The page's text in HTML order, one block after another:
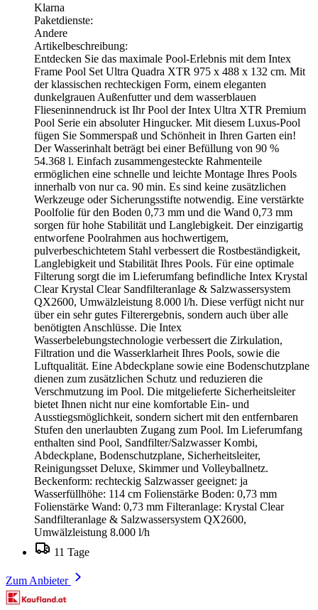
Klarna
Paketdienste:
Andere
Artikelbeschreibung:
Entdecken Sie das maximale Pool-Erlebnis mit dem Intex
Frame Pool Set Ultra Quadra XTR 975 x 488 x 132 cm. Mit
der klassischen rechteckigen Form, einem eleganten
dunkelgrauen Außenfutter und dem wasserblauen
Flieseninnendruck ist Ihr Pool der Intex Ultra XTR Premium
Pool Serie ein absoluter Hingucker. Mit diesem Luxus-Pool
fügen Sie Sommerspaß und Schönheit in Ihren Garten ein!
Der Wasserinhalt beträgt bei einer Befüllung von 90 %
54.368 l. Einfach zusammengesteckte Rahmenteile
ermöglichen eine schnelle und leichte Montage Ihres Pools
innerhalb von nur ca. 90 min. Es sind keine zusätzlichen
Werkzeuge oder Sicherungsstifte notwendig. Eine verstärkte
Poolfolie für den Boden 0,73 mm und die Wand 0,73 mm
sorgen für hohe Stabilität und Langlebigkeit. Der einzigartig
entworfene Poolrahmen aus hochwertigem,
pulverbeschichtetem Stahl verbessert die Rostbeständigkeit,
Langlebigkeit und Stabilität Ihres Pools. Für eine optimale
Filterung sorgt die im Lieferumfang befindliche Intex Krystal
Clear Krystal Clear Sandfilteranlage & Salzwassersystem
QX2600, Umwälzleistung 8.000 l/h. Diese verfügt nicht nur
über ein sehr gutes Filterergebnis, sondern auch über alle
benötigten Anschlüsse. Die Intex
Wasserbelebungstechnologie verbessert die Zirkulation,
Filtration und die Wasserklarheit Ihres Pools, sowie die
Luftqualität. Eine Abdeckplane sowie eine Bodenschutzplane
dienen zum zusätzlichen Schutz und reduzieren die
Verschmutzung im Pool. Die mitgelieferte Sicherheitsleiter
bietet Ihnen nicht nur eine komfortable Ein- und
Ausstiegsmöglichkeit, sondern sichert mit den entfernbaren
Stufen den unerlaubten Zugang zum Pool. Im Lieferumfang
enthalten sind Pool, Sandfilter/Salzwasser Kombi,
Abdeckplane, Bodenschutzplane, Sicherheitsleiter,
Reinigungsset Deluxe, Skimmer und Volleyballnetz.
Beckenform: rechteckig Salzwasser geeignet: ja
Wasserfüllhöhe: 114 cm Folienstärke Boden: 0,73 mm
Folienstärke Wand: 0,73 mm Filteranlage: Krystal Clear
Sandfilteranlage & Salzwassersystem QX2600,
Umwälzleistung 8.000 l/h
11 Tage
Zum Anbieter